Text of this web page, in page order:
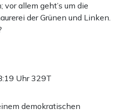
vor allem geht’s um die
der Grünen und Linken.
Uhr329T
demokratischen